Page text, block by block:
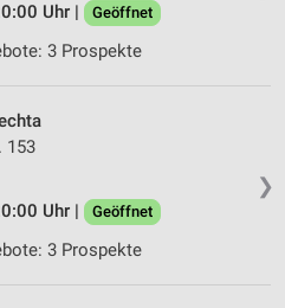
Uhr |
Geöffnet
3 Prospekte
❯
153
Uhr |
Geöffnet
3 Prospekte